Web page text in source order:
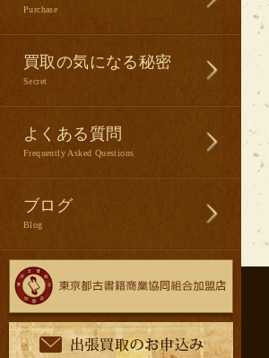
Purchase
買取の気になる秘密
Secret
よくある質問
Frequently Asked Questions
ブログ
Blog